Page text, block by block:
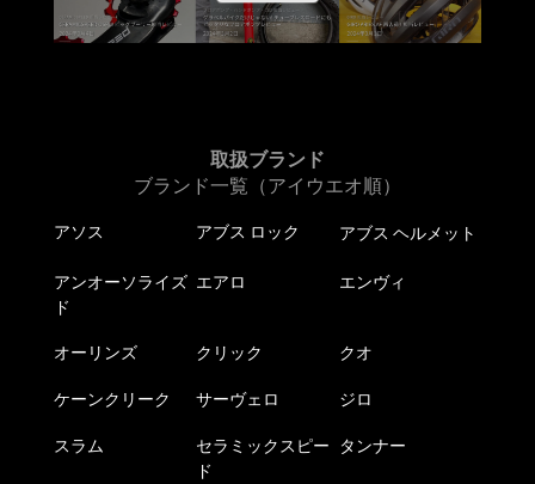
取扱ブランド
ブランド一覧（アイウエオ順）
アソス アブス ロック アブス ヘルメット
アンオーソライズ
ド
エアロ エンヴィ
オーリンズ クリック クオ
ケーンクリーク サーヴェロ ジロ
スラム
セラミックスピー
ド
タンナー